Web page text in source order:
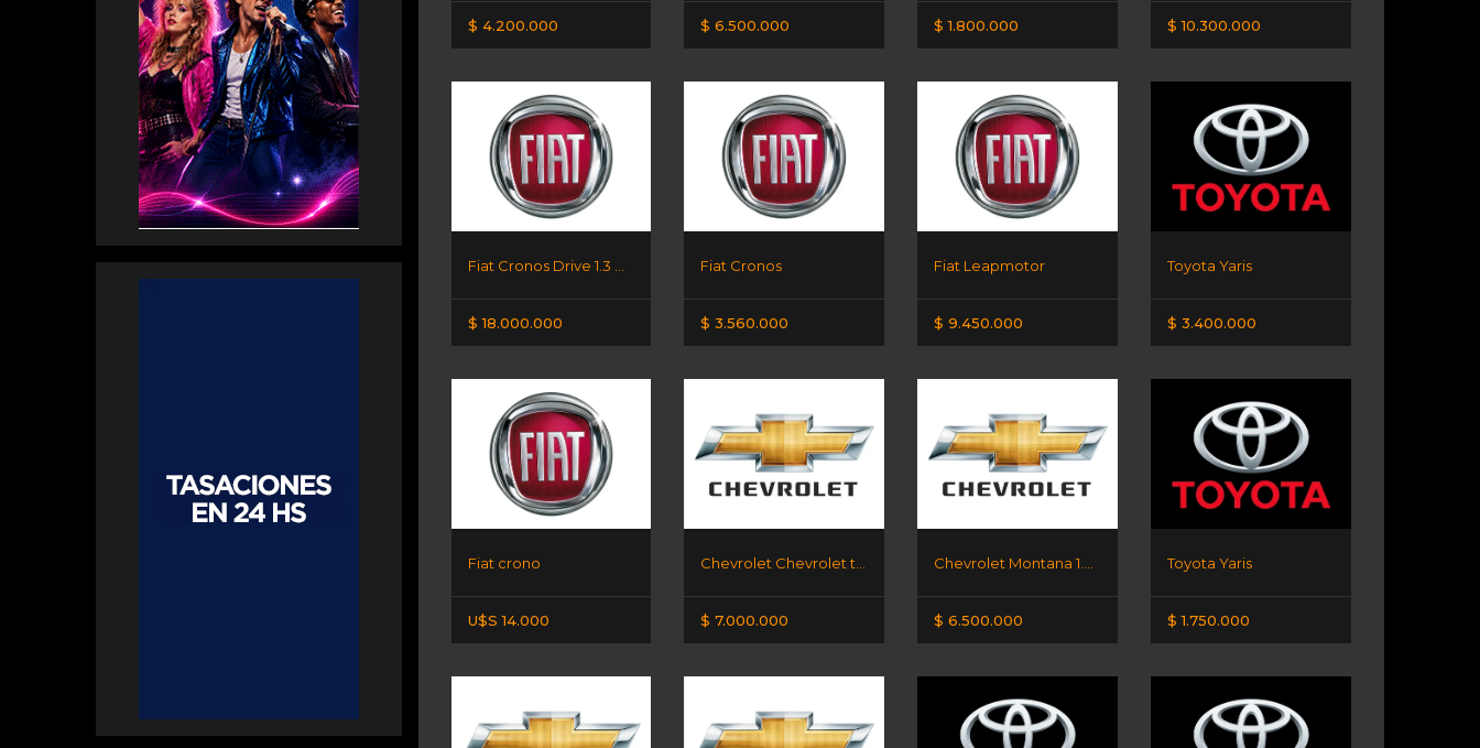
$ 4.200.000 $ 6.500.000 $ 1.800.000 $ 10.300.000
$ 18.000.000
Fiat Cronos
$ 3.560.000
Fiat Leapmotor
$ 9.450.000
Toyota Yaris
$ 3.400.000
Fiat crono
U$S 14.000 $ 7.000.000 $ 6.500.000
Toyota Yaris
$ 1.750.000